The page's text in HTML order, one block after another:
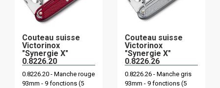
Couteau suisse
Victorinox
"Synergie X"
0.8226.20
0.8226.20 - Manche rouge
93mm - 9 fonctions (5
Couteau suisse
Victorinox
"Synergie X"
0.8226.26
0.8226.26 - Manche gris
93mm - 9 fonctions (5